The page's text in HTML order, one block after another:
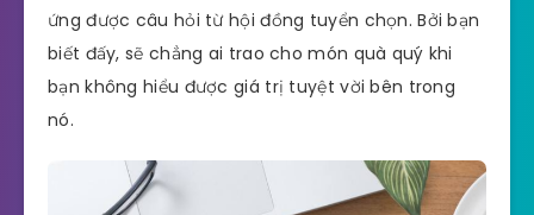
ứng được câu hỏi từ hội đồng tuyển chọn. Bởi bạn
biết đấy, sẽ chẳng ai trao cho món quà quý khi
bạn không hiểu được giá trị tuyệt vời bên trong
nó.